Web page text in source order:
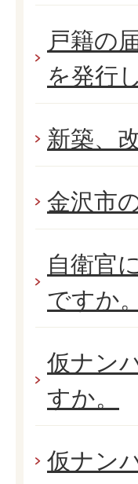
戸籍の
を発行
新築、
金沢市
自衛官
ですか。
仮ナン
すか。
仮ナン